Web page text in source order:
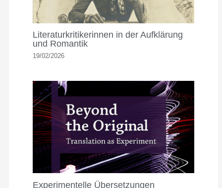
Literaturkritikerinnen in der Aufklärung
und Romantik
19/02/2026
Experimentelle Übersetzungen